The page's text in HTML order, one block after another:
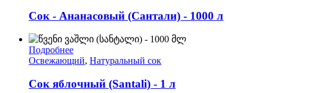
Сок - Ананасовый (Сантали) - 1000 л
Подробнее
Освежающий, Натуральный сок
Сок яблочный (Santali) - 1 л